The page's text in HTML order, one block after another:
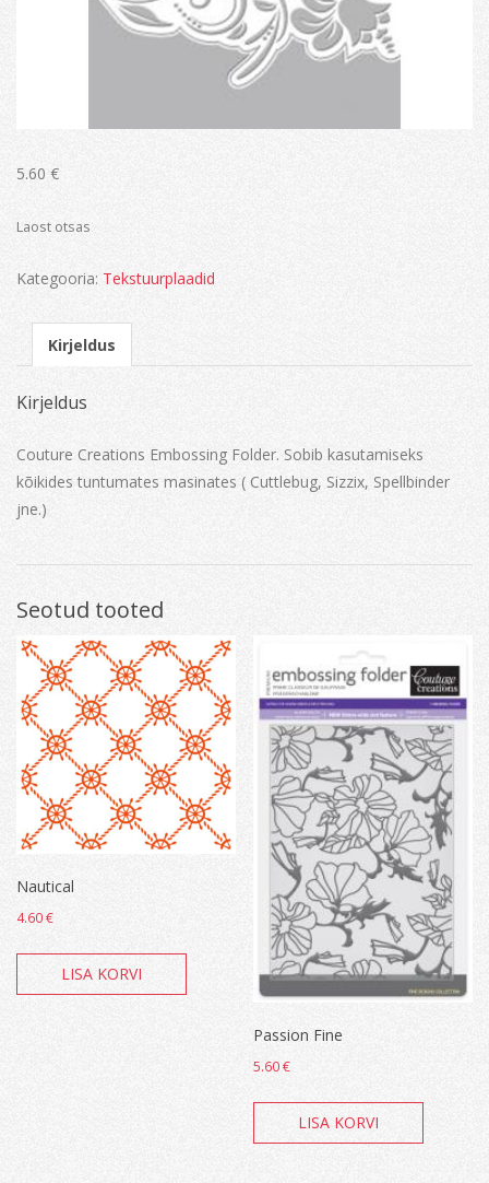
5.60 €
Laost otsas
Kategooria: Tekstuurplaadid
Kirjeldus
Kirjeldus
Couture Creations Embossing Folder. Sobib kasutamiseks
kõikides tuntumates masinates ( Cuttlebug, Sizzix, Spellbinder
jne.)
Seotud tooted
Nautical
4.60€
LISA KORVI
Passion Fine
5.60€
LISA KORVI